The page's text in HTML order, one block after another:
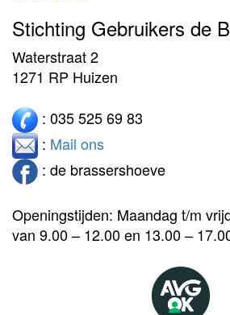
Stichting Gebruikers de
Waterstraat 2
1271 RP Huizen
: 035 525 69 83
: Mail ons
: de brassershoeve
Openingstijden: Maandag t/m
van 9.00 – 12.00 en 13.00 –